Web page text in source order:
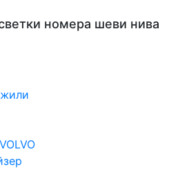
номера шеви нива